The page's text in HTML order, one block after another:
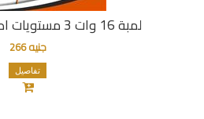
لمبة 16 وات 3 مستويات اصفر1900 ليومن
جنيه 266
تفاصيل